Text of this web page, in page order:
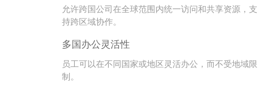
允许跨国公司在全球范围内统一访问和共享资源，支
持跨区域协作。
多国办公灵活性
员工可以在不同国家或地区灵活办公，而不受地域限
制。